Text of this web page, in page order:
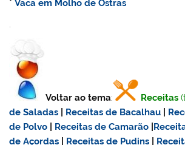
*Vaca em Molho de Ostras
.
Voltar ao tema: Receitas
de Saladas
Receitas de Bacalhau
de Polvo
Receitas de Camarão
de Açordas
Receitas de Pudins